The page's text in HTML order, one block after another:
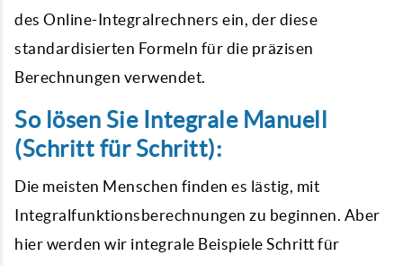
des Online-Integralrechners ein, der diese
standardisierten Formeln für die präzisen
Berechnungen verwendet.
So lösen Sie Integrale Manuell
(Schritt für Schritt):
Die meisten Menschen finden es lästig, mit
Integralfunktionsberechnungen zu beginnen. Aber
hier werden wir integrale Beispiele Schritt für